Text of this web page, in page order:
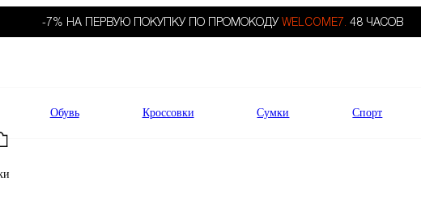
-7% НА ПЕРВУЮ ПОКУПКУ ПО ПРОМОКОДУ WELCOME7. 48 ЧАСОВ
Обувь Кроссовки Сумки Спорт